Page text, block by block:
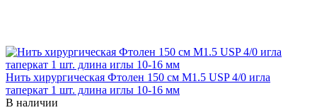
Нить хирургическая Фтолен 150 см М1.5 USP 4/0 игла
таперкат 1 шт. длина иглы 10-16 мм
В наличии